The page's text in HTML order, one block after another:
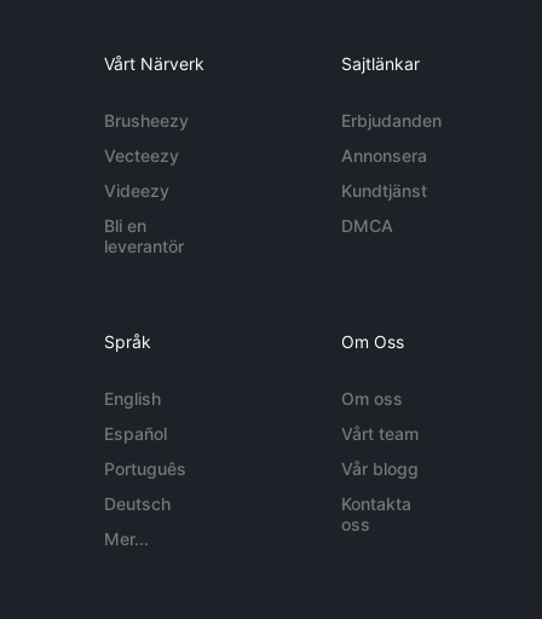
Vårt Närverk
Brusheezy
Vecteezy
Videezy
Bli en
leverantör
Sajtlänkar
Erbjudanden
Annonsera
Kundtjänst
DMCA
Språk
English
Español
Português
Deutsch
Mer...
Om Oss
Om oss
Vårt team
Vår blogg
Kontakta
oss